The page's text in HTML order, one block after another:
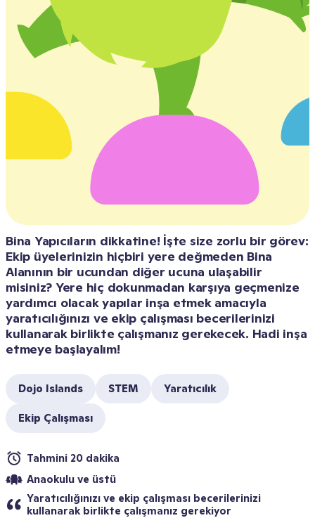
Bina Yapıcıların dikkatine! İşte size zorlu bir görev:
Ekip üyelerinizin hiçbiri yere değmeden Bina
Alanının bir ucundan diğer ucuna ulaşabilir
misiniz? Yere hiç dokunmadan karşıya geçmenize
yardımcı olacak yapılar inşa etmek amacıyla
yaratıcılığınızı ve ekip çalışması becerilerinizi
kullanarak birlikte çalışmanız gerekecek. Hadi inşa
etmeye başlayalım!
Dojo Islands STEM Yaratıcılık
Ekip Çalışması
Tahmini 20 dakika
Anaokulu ve üstü
Yaratıcılığınızı ve ekip çalışması becerilerinizi
kullanarak birlikte çalışmanız gerekiyor